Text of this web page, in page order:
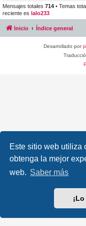
Este sitio web utiliza
obtenga la mejor
web. Saber más
Mensajes totales 714 • Temas
reciente es lalo233
Inicio Índice general
Desarrollado por